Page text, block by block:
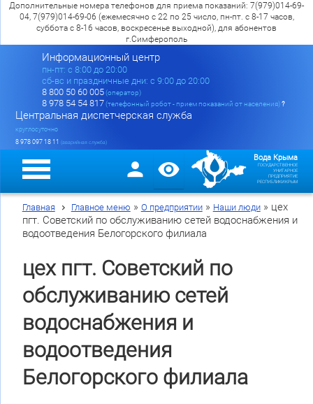
Дополнительные номера телефонов для приема показаний: 7(979)014-69-
04, 7(979)014-69-06 (ежемесячно с 22 по 25 число, пн-пт. с 8-17 часов,
суббота с 8-16 часов, воскресенье выходной), для абонентов
г.Симферополь
Информационный центр
пн-пт: c 8:00 до 20:00
сб-вс и праздничные дни: с 9:00 до 20:00
8 800 50 60 005(оператор)
8 978 54 54 817(телефонный робот - прием показаний от населения)?
Центральная диспетчерская служба
круглосуточно
8 978 097 18 11 (аварийная служба)
Вода Крыма
ГОСУДАРСТВЕННОЕ
УНИТАРНОЕ
ПРЕДПРИЯТИЕ
РЕСПУБЛИКИ КРЫМ
Главная Главное меню » О предприятии» Наши люди» цех
пгт. Советский по обслуживанию сетей водоснабжения и
водоотведения Белогорского филиала
цех пгт. Советский по
обслуживанию сетей
водоснабжения и
водоотведения
Белогорского филиала